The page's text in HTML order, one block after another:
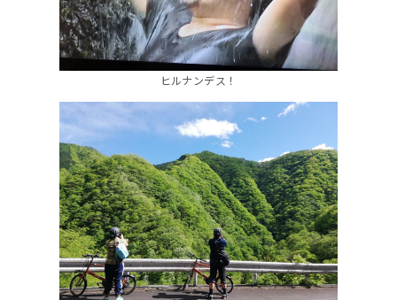
ヒルナンデス！